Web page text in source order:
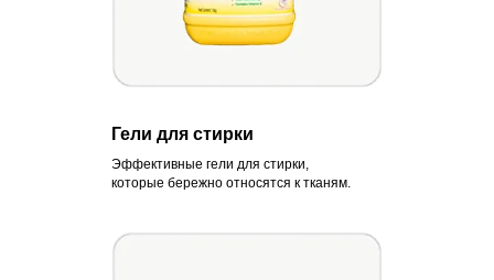
Гели для стирки
Эффективные гели для стирки,
которые бережно относятся к тканям.